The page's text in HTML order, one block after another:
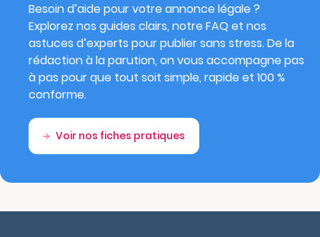
Besoin d’aide pour votre annonce légale ?
Explorez nos guides clairs, notre FAQ et nos
astuces d’experts pour publier sans stress. De la
rédaction à la parution, on vous accompagne pas
à pas pour que tout soit simple, rapide et 100 %
conforme.
Voir nos fiches pratiques